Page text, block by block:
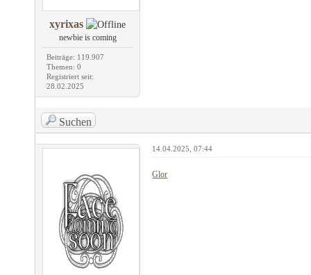
xyrixas
newbie is coming
Beiträge: 119.907
Themen: 0
Registriert seit:
28.02.2025
Suchen
14.04.2025, 07:44
Glor